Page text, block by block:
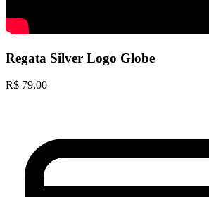
Regata Silver Logo Globe
R$ 79,00